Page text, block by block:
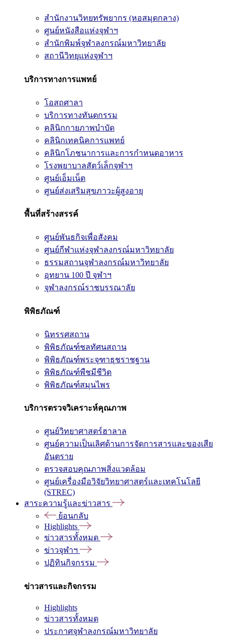
สำนักงานวิทยทรัพยากร (หอสมุดกลาง)
ศูนย์หนังสือแห่งจุฬาฯ
สำนักพิมพ์จุฬาลงกรณ์มหาวิทยาลัย
สถานีวิทยุแห่งจุฬาฯ
บริการทางการแพทย์
โอสถศาลา
บริการทางทันตกรรม
คลินิกกายภาพบำบัด
คลินิกเทคนิคการแพทย์
คลินิกโภชนาการและการกำหนดอาหาร
โรงพยาบาลสัตว์เล็กจุฬาฯ
ศูนย์เอ็มเน็ต
ศูนย์ส่งเสริมสุขภาวะผู้สูงอายุ
พื้นที่สร้างสรรค์
ศูนย์พันธกิจเพื่อสังคม
ศูนย์กีฬาแห่งจุฬาลงกรณ์มหาวิทยาลัย
ธรรมสถานจุฬาลงกรณ์มหาวิทยาลัย
อุทยาน 100 ปี จุฬาฯ
จุฬาลงกรณ์ราชบรรณาลัย
พิพิธภัณฑ์
นิทรรศสถาน
พิพิธภัณฑ์ชลทัศนสถาน
พิพิธภัณฑ์พระจุฑาธุชราชฐาน
พิพิธภัณฑ์พืชมีชีวิต
พิพิธภัณฑ์สมุนไพร
บริการตรวจวิเคราะห์คุณภาพ
ศูนย์วิทยาศาสตร์ฮาลาล
ศูนย์ความเป็นเลิศด้านการจัดการสารและของเสีย
อันตราย
ตรวจสอบคุณภาพสิ่งแวดล้อม
ศูนย์เครื่องมือวิจัยวิทยาศาสตร์และเทคโนโลยี
(STREC)
สาระความรู้และข่าวสาร
ย้อนกลับ
Highlights
ข่าวสารทั้งหมด
ข่าวจุฬาฯ
ปฏิทินกิจกรรม
ข่าวสารและกิจกรรม
Highlights
ข่าวสารทั้งหมด
ประกาศจุฬาลงกรณ์มหาวิทยาลัย